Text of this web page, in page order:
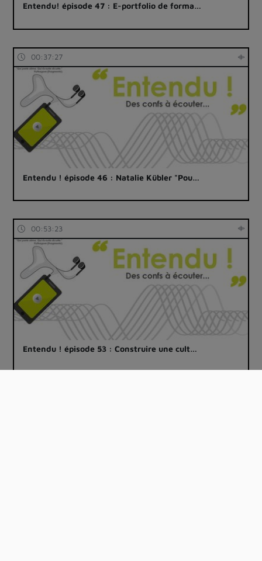
Entendu! épisode 47 : E-portfolio de forma…
00:37:27
Entendu ! épisode 46 : Natalie Kübler "Pou…
00:53:23
Entendu ! épisode 53 : Construire une cult…